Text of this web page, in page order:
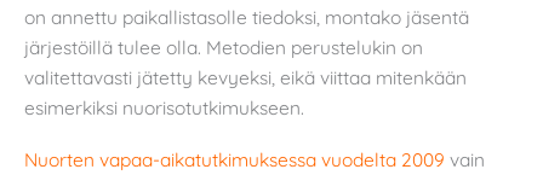
on annettu paikallistasolle tiedoksi, montako jäsentä
järjestöillä tulee olla. Metodien perustelukin on
valitettavasti jätetty kevyeksi, eikä viittaa mitenkään
esimerkiksi nuorisotutkimukseen.
Nuorten vapaa-aikatutkimuksessa vuodelta 2009 vain